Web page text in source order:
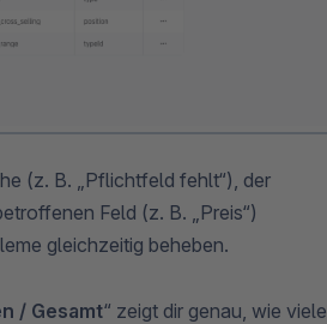
(z. B. „Pflichtfeld fehlt“), der
Feld (z. B. „Preis“)
gleichzeitig beheben.
/ Gesamt“ zeigt dir genau, wie viele